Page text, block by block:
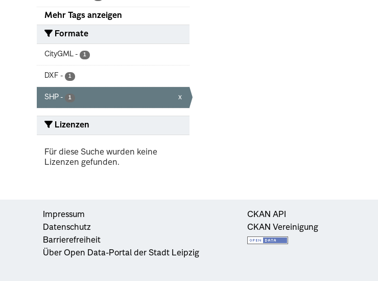
Mehr Tags anzeigen
Formate
CityGML - 1
DXF - 1
SHP - 1 x
Lizenzen
Für diese Suche wurden keine
Lizenzen gefunden.
Impressum
Datenschutz
Barrierefreiheit
Über Open Data-Portal der Stadt Leipzig
CKAN API
CKAN Vereinigung